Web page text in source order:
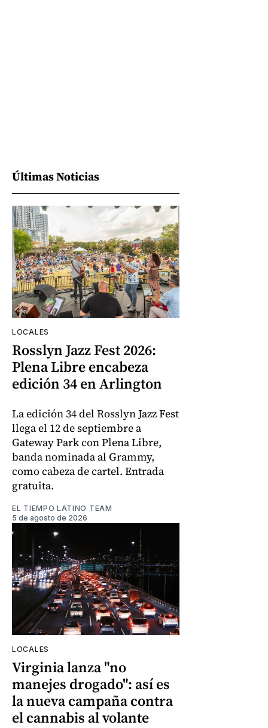
Últimas Noticias
LOCALES
Rosslyn Jazz Fest 2026:
Plena Libre encabeza
edición 34 en Arlington
La edición 34 del Rosslyn Jazz Fest
llega el 12 de septiembre a
Gateway Park con Plena Libre,
banda nominada al Grammy,
como cabeza de cartel. Entrada
gratuita.
EL TIEMPO LATINO TEAM
5 de agosto de 2026
LOCALES
Virginia lanza "no
manejes drogado": así es
la nueva campaña contra
el cannabis al volante